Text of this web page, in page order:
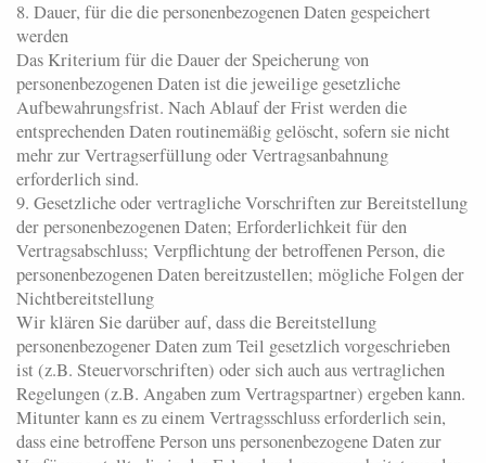
8. Dauer, für die die personenbezogenen Daten gespeichert
werden
Das Kriterium für die Dauer der Speicherung von
personenbezogenen Daten ist die jeweilige gesetzliche
Aufbewahrungsfrist. Nach Ablauf der Frist werden die
entsprechenden Daten routinemäßig gelöscht, sofern sie nicht
mehr zur Vertragserfüllung oder Vertragsanbahnung
erforderlich sind.
9. Gesetzliche oder vertragliche Vorschriften zur Bereitstellung
der personenbezogenen Daten; Erforderlichkeit für den
Vertragsabschluss; Verpflichtung der betroffenen Person, die
personenbezogenen Daten bereitzustellen; mögliche Folgen der
Nichtbereitstellung
Wir klären Sie darüber auf, dass die Bereitstellung
personenbezogener Daten zum Teil gesetzlich vorgeschrieben
ist (z.B. Steuervorschriften) oder sich auch aus vertraglichen
Regelungen (z.B. Angaben zum Vertragspartner) ergeben kann.
Mitunter kann es zu einem Vertragsschluss erforderlich sein,
dass eine betroffene Person uns personenbezogene Daten zur